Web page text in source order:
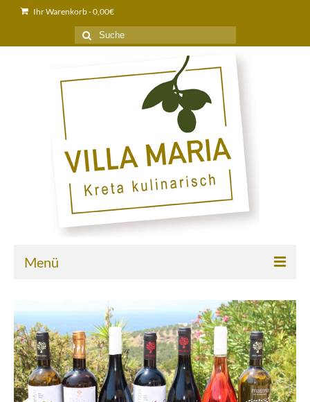
Ihr Warenkorb-0,00€
Suche
nach:
Menü
Über uns
Partnerfirmen
Kreta